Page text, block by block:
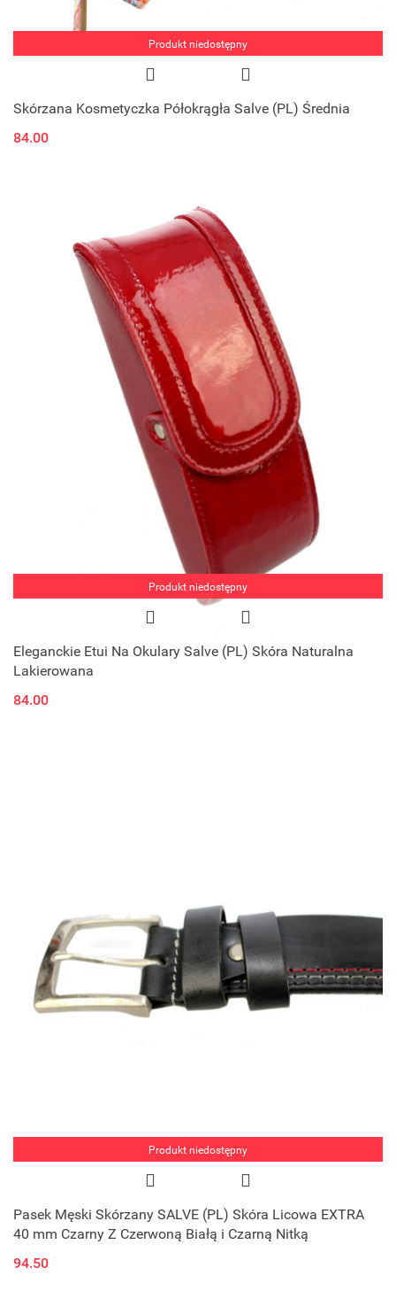
Produkt niedostępny
Skórzana Kosmetyczka Półokrągła Salve (PL) Średnia
84.00
Produkt niedostępny
Eleganckie Etui Na Okulary Salve (PL) Skóra Naturalna
Lakierowana
84.00
Produkt niedostępny
Pasek Męski Skórzany SALVE (PL) Skóra Licowa EXTRA
40 mm Czarny Z Czerwoną Białą i Czarną Nitką
94.50